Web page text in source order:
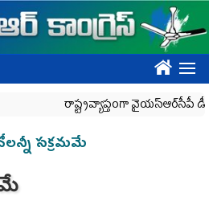
????
రాష్ట్రవ్యాప్తంగా వైయ‌స్ఆర్‌సీపీ డీఎస్సీ
సక్రమమే